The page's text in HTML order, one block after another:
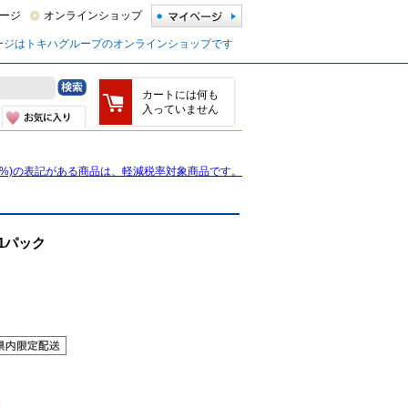
ジ オンラインショップ
ジはトキハグループのオンラインショップです
カートには何も
入っていません
の表記がある商品は、軽減税率対象商品です。
ック